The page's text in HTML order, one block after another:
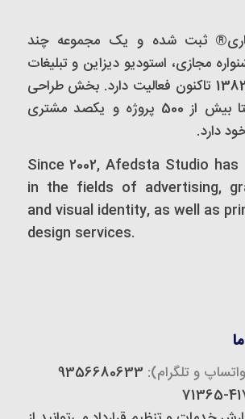
ثبت شده و یک مجموعه‌ چند
مجازی، استودیو دیزاین و تبلیغات
است که از سال 1382 تاکنون فعالیت دارد. بخش طراحی
و تبلیغات اَفدستا بیش از 500 پروژه و یکصد مشتری
دارد.
Since 2002, Afedsta Studio
in the fields of advertising,
and visual identity, as well as
design services.
و تلگرام):